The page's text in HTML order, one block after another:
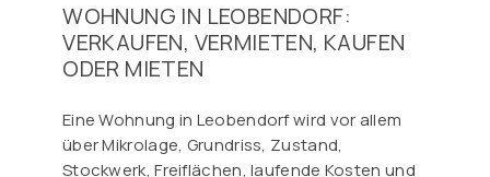
WOHNUNG IN LEOBENDORF:
VERKAUFEN, VERMIETEN, KAUFEN
ODER MIETEN
Eine Wohnung in Leobendorf wird vor allem
über Mikrolage, Grundriss, Zustand,
Stockwerk, Freiflächen, laufende Kosten und